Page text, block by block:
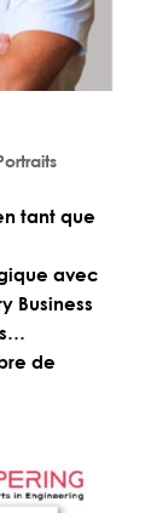
tant que
avec
Business
de